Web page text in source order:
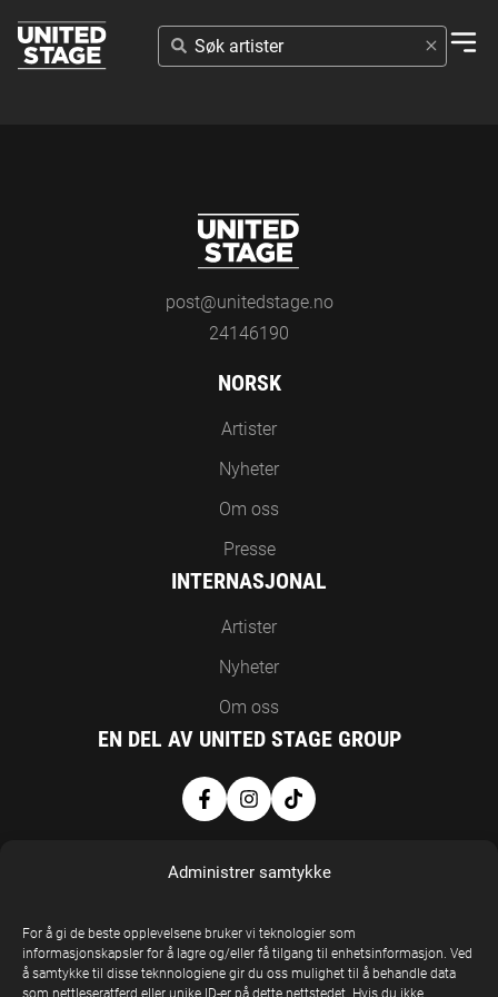
Administrer samtykke
For å gi de beste opplevelsene bruker vi teknologier som
informasjonskapsler for å lagre og/eller få tilgang til enhetsinformasjon. Ved
å samtykke til disse teknnologiene gir du oss mulighet til å behandle data
som nettleseratferd eller unike ID-er på dette nettstedet. Hvis du ikke
SØK
ARTISTER
post@unitedstage.no
24146190
NORSK
Artister
Nyheter
Om oss
Presse
INTERNASJONAL
Artister
Nyheter
Om oss
EN DEL AV UNITED STAGE GROUP
United Stage